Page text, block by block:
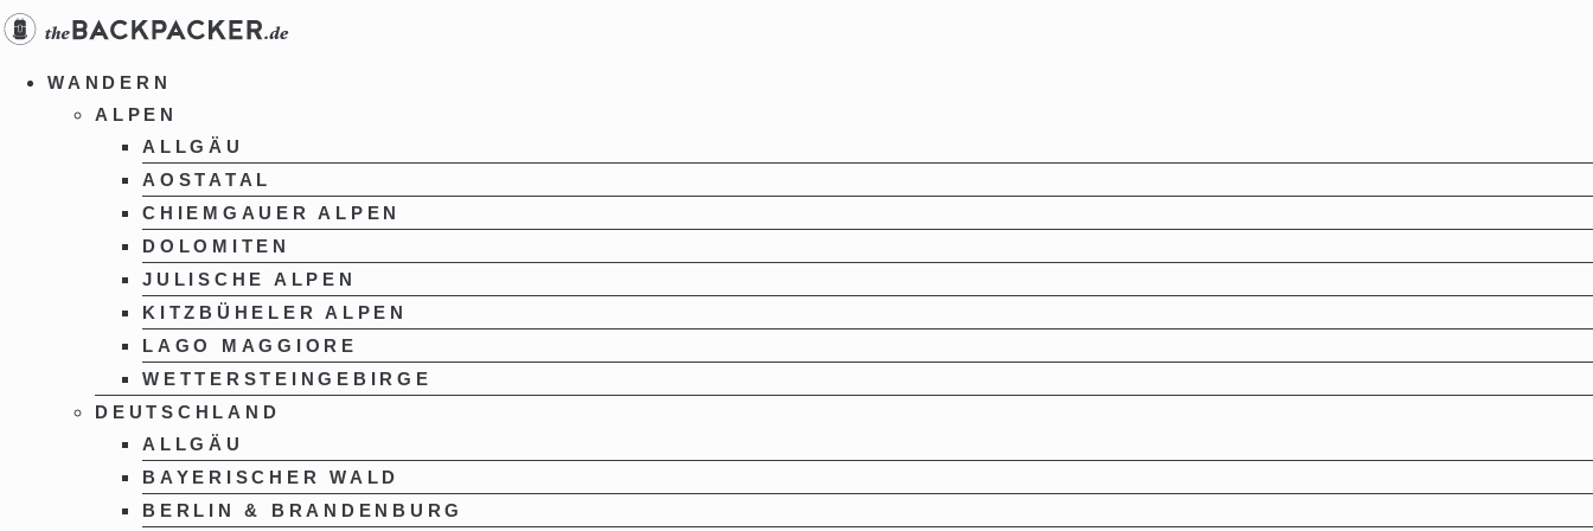
Zum
Inhalt
springenWANDERN
ALPEN
ALLGÄU
AOSTATAL
CHIEMGAUER ALPEN
DOLOMITEN
JULISCHE ALPEN
KITZBÜHELER ALPEN
LAGO MAGGIORE
WETTERSTEINGEBIRGE
DEUTSCHLAND
ALLGÄU
BAYERISCHER WALD
BERLIN & BRANDENBURG